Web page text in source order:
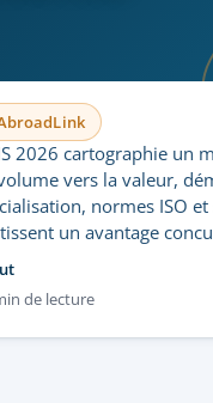
2026 cartographie un
vers la valeur,
normes ISO
un avantage
pilotés par
de lecture